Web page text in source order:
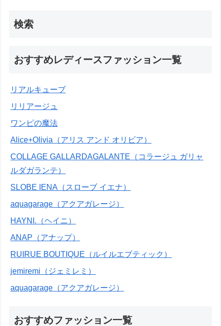
検索
おすすめレディースファッション一覧
リアルキューブ
リリアージュ
ワンピの魔法
Alice+Olivia（アリス アンド オリビア）
COLLAGE GALLARDAGALANTE（コラージュ ガリャ
ルダガランテ）
SLOBE IENA（スローブ イエナ）
aquagarage（アクアガレージ）
HAYNI.（ヘイニ）
ANAP（アナップ）
RUIRUE BOUTIQUE（ルイルエブティック）
jemiremi（ジェミレミ）
aquagarage（アクアガレージ）
おすすめファッション一覧